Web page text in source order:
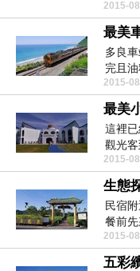
2015-
多良
完且
麗的車
2015-
這裡
觀光
園，後
2015-
民宿
餐前
溪，千
2015-